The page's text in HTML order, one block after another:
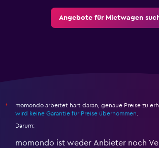
Angebote für Mietwagen
*
momondo arbeitet hart daran, genaue Preise zu
wird keine Garantie für Preise übernommen
Darum:
momondo ist weder Anbieter noch